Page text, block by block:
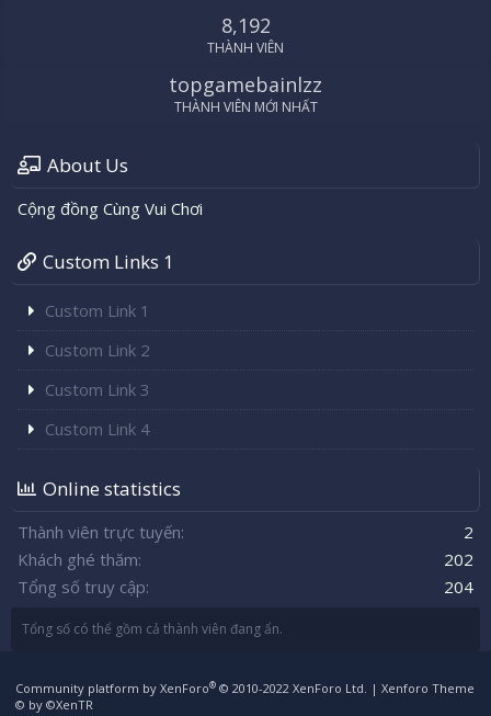
8,192
THÀNH VIÊN
topgamebainlzz
THÀNH VIÊN MỚI NHẤT
About Us
Cộng đồng Cùng Vui Chơi
Custom Links 1
Custom Link 1
Custom Link 2
Custom Link 3
Custom Link 4
Online statistics
Thành viên trực tuyến
2
Khách ghé thăm
202
Tổng số truy cập
204
Tổng số có thể gồm cả thành viên đang ẩn.
Community platform by XenForo® © 2010-2022 XenForo Ltd. | Xenforo Theme
© by ©XenTR